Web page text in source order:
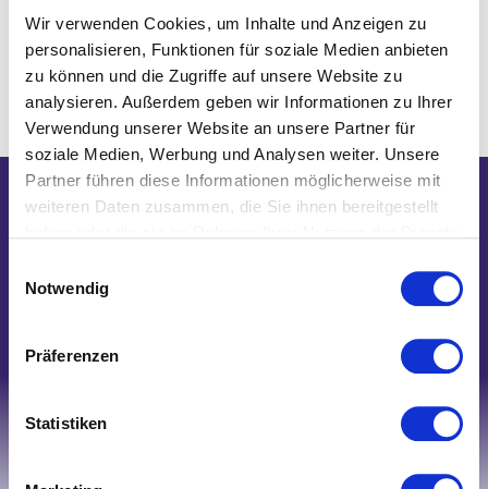
Wir verwenden Cookies, um Inhalte und Anzeigen zu
personalisieren, Funktionen für soziale Medien anbieten
zu können und die Zugriffe auf unsere Website zu
analysieren. Außerdem geben wir Informationen zu Ihrer
Verwendung unserer Website an unsere Partner für
soziale Medien, Werbung und Analysen weiter. Unsere
Partner führen diese Informationen möglicherweise mit
weiteren Daten zusammen, die Sie ihnen bereitgestellt
Notwendig
Präferenzen
Statistiken
Lieferzeit:7 Tage
Wir helfen Ihnen gerne weiter!